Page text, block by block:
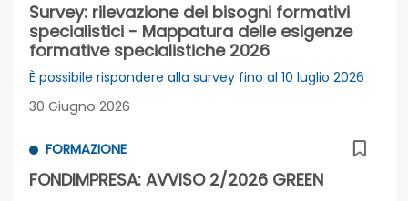
Survey: rilevazione dei bisogni formativi
specialistici - Mappatura delle esigenze
formative specialistiche 2026
È possibile rispondere alla survey fino al 10 luglio 2026
30 Giugno 2026
FORMAZIONE
FONDIMPRESA: AVVISO 2/2026 GREEN